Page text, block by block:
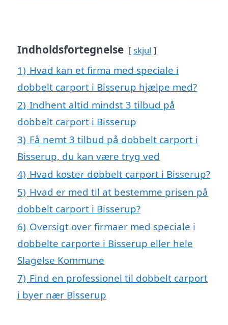
Indholdsfortegnelse skjul
1) Hvad kan et firma med speciale i
dobbelt carport i Bisserup hjælpe med?
2) Indhent altid mindst 3 tilbud på
dobbelt carport i Bisserup
3) Få nemt 3 tilbud på dobbelt carport i
Bisserup, du kan være tryg ved
4) Hvad koster dobbelt carport i Bisserup?
5) Hvad er med til at bestemme prisen på
dobbelt carport i Bisserup?
6) Oversigt over firmaer med speciale i
dobbelte carporte i Bisserup eller hele
Slagelse Kommune
7) Find en professionel til dobbelt carport
i byer nær Bisserup